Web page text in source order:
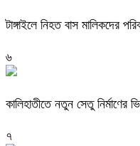
টাঙ্গাইলে নিহত বাস মালিকদের
৬
কালিহাতীতে নতুন সেতু নির্মাণের
৭